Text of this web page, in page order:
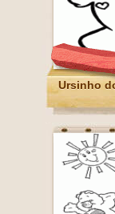
Ursinho